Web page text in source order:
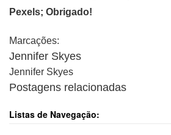
Pexels; Obrigado!
Marcações:
Jennifer Skyes
Jennifer Skyes
Postagens relacionadas
Listas de Navegação: